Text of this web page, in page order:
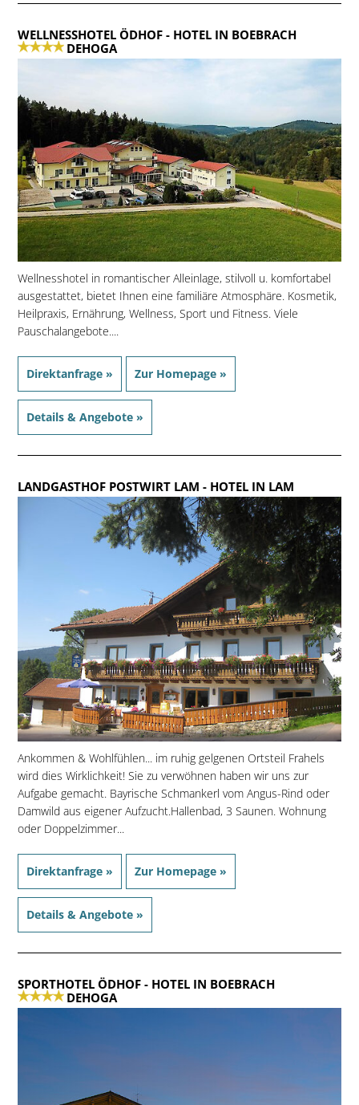
WELLNESSHOTEL ÖDHOF- HOTEL IN BOEBRACH
DEHOGA
Wellnesshotel in romantischer Alleinlage, stilvoll u. komfortabel
ausgestattet, bietet Ihnen eine familiäre Atmosphäre. Kosmetik,
Heilpraxis, Ernährung, Wellness, Sport und Fitness. Viele
Pauschalangebote....
Direktanfrage » Zur Homepage »
Details & Angebote »
LANDGASTHOF POSTWIRT LAM - HOTEL IN LAM
Ankommen & Wohlfühlen... im ruhig gelgenen Ortsteil Frahels
wird dies Wirklichkeit! Sie zu verwöhnen haben wir uns zur
Aufgabe gemacht. Bayrische Schmankerl vom Angus-Rind oder
Damwild aus eigener Aufzucht.Hallenbad, 3 Saunen. Wohnung
oder Doppelzimmer...
Direktanfrage » Zur Homepage »
Details & Angebote »
SPORTHOTEL ÖDHOF- HOTEL IN BOEBRACH
DEHOGA